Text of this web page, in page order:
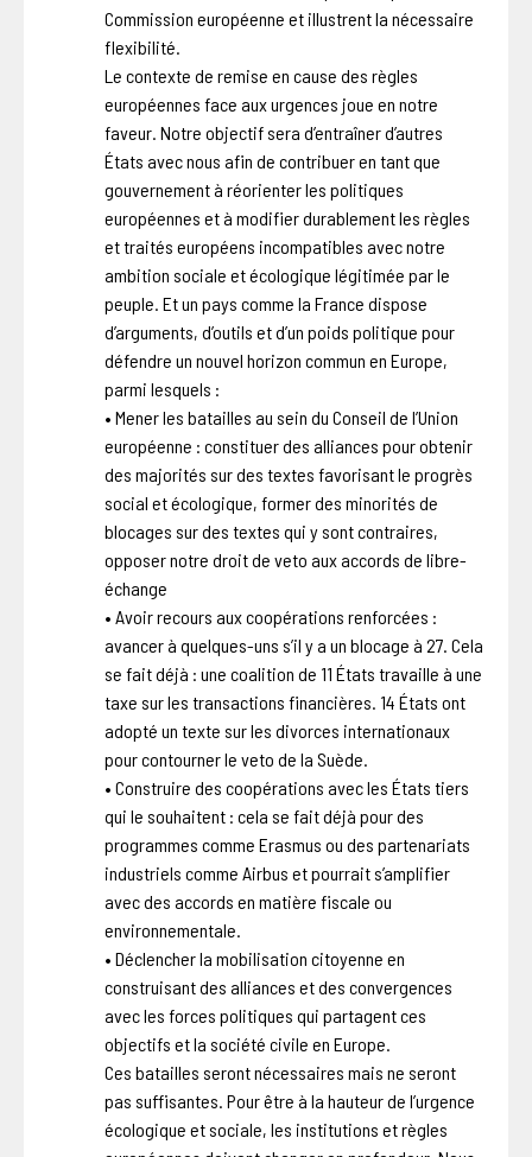
Commission européenne et illustrent la nécessaire
flexibilité.
Le contexte de remise en cause des règles
européennes face aux urgences joue en notre
faveur. Notre objectif sera d’entraîner d’autres
États avec nous afin de contribuer en tant que
gouvernement à réorienter les politiques
européennes et à modifier durablement les règles
et traités européens incompatibles avec notre
ambition sociale et écologique légitimée par le
peuple. Et un pays comme la France dispose
d’arguments, d’outils et d’un poids politique pour
défendre un nouvel horizon commun en Europe,
parmi lesquels :
• Mener les batailles au sein du Conseil de l’Union
européenne : constituer des alliances pour obtenir
des majorités sur des textes favorisant le progrès
social et écologique, former des minorités de
blocages sur des textes qui y sont contraires,
opposer notre droit de veto aux accords de libre-
échange
• Avoir recours aux coopérations renforcées :
avancer à quelques-uns s’il y a un blocage à 27. Cela
se fait déjà : une coalition de 11 États travaille à une
taxe sur les transactions financières. 14 États ont
adopté un texte sur les divorces internationaux
pour contourner le veto de la Suède.
• Construire des coopérations avec les États tiers
qui le souhaitent : cela se fait déjà pour des
programmes comme Erasmus ou des partenariats
industriels comme Airbus et pourrait s’amplifier
avec des accords en matière fiscale ou
environnementale.
• Déclencher la mobilisation citoyenne en
construisant des alliances et des convergences
avec les forces politiques qui partagent ces
objectifs et la société civile en Europe.
Ces batailles seront nécessaires mais ne seront
pas suffisantes. Pour être à la hauteur de l’urgence
écologique et sociale, les institutions et règles